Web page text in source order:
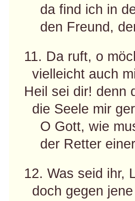
da find ich in
den Freund,
11. Da ruft, o
vielleicht auch
Heil sei dir! denn
die Seele mir
O Gott, wie
der Retter
12. Was seid ihr,
doch gegen